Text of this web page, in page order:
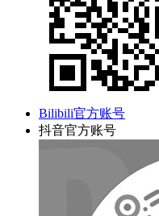
Bilibili官方账号
抖音官方账号